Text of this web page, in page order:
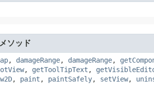
ソッド
, damageRange, damageRange,
, getToolTipText ,
, paint , paintSafely, setView,